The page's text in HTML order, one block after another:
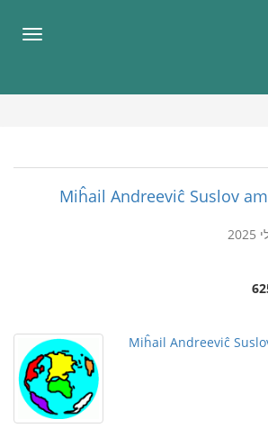
Miĥail Andreeviĉ Suslov
Miĥail Andreeviĉ